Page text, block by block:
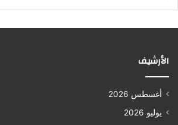
الأرشيف
أغسطس 2026
يوليو 2026